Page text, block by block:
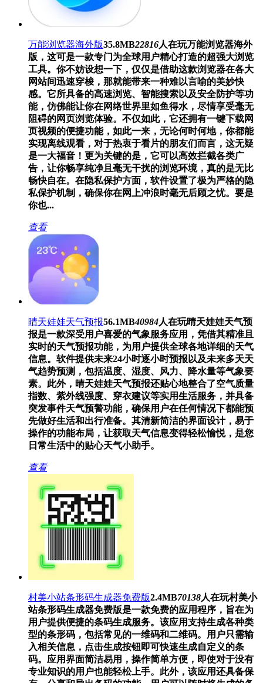
万能浏览器海外版35.8MB22816人在玩万能浏览器海外
版，这可是一款专门为全球用户精心打造的超强大浏览
工具。你不妨设想一下，仅仅是借助这款浏览器在各大
网站间迅速穿梭，那就能带来一种难以言喻的美妙快
感。它所具备的高速浏览、智能搜索以及安全防护等功
能，仿佛能让你在网络世界里如鱼得水，尽情享受毫无
阻碍的网页浏览体验。不仅如此，它还拥有一键下载网
页视频的便捷功能，如此一来，无论何时何地，你都能
实现离线观看，对于热衷于看片的朋友们而言，这无疑
是一大福音！更为关键的是，它可以高效拦截各类广
告，让你畅享纯净且毫无干扰的浏览环境，真的是无比
畅快自在。在隐私保护方面，软件设置了极为严格的隐
私保护机制，确保你在网上冲浪时毫无后顾之忧。要是
你也...
查看
晴天娃娃天气预报56.1MB40984人在玩晴天娃娃天气预
报是一款深受用户喜爱的气象服务应用，凭借其精准且
实时的天气预报功能，为用户提供全球各地详细的天气
信息。软件提供未来24小时逐小时预报以及未来多天天
气趋势预测，包括温度、湿度、风力、降水量等气象要
素。此外，晴天娃娃天气预报还贴心地整合了空气质量
指数、紫外线强度、穿衣建议等实用生活服务，并具备
突发事件天气预警功能，确保用户在任何情况下都能预
先做好生活和出行准备。其清新简洁的界面设计，易于
操作的功能布局，让获取天气信息变得轻松愉悦，是您
日常生活中的贴心天气小助手。
查看
村美小站条形码生成器免费版2.4MB70138人在玩村美小
站条形码生成器免费版是一款免费的应用程序，旨在为
用户提供便捷的条码生成服务。该应用支持生成各种类
型的条形码，包括常见的一维码和二维码。用户只需输
入相关信息，点击生成按钮即可快速生成自定义的条
码。应用界面简洁易用，操作简单方便，即使对于没有
专业知识的用户也能轻松上手。此外，该应用还具备保